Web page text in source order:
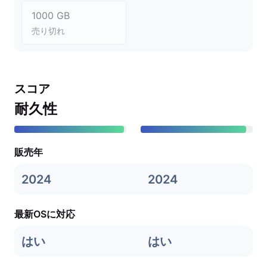
1000 GB
売り切れ
スコア
耐久性
販売年
2024 2024
最新OSに対応
はい はい